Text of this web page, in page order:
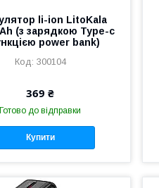
li-ion LitoKala
(з зарядкою Type-c
power bank)
300104
369 ₴
Готово до відправки
Купити